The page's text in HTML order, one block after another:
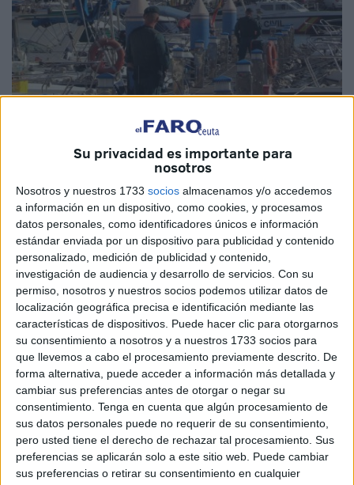
Su privacidad es importante para
nosotros
Nosotros y nuestros 1733 socios almacenamos y/o accedemos
a información en un dispositivo, como cookies, y procesamos
datos personales, como identificadores únicos e información
estándar enviada por un dispositivo para publicidad y contenido
personalizado, medición de publicidad y contenido,
investigación de audiencia y desarrollo de servicios. Con su
permiso, nosotros y nuestros socios podemos utilizar datos de
localización geográfica precisa e identificación mediante las
características de dispositivos. Puede hacer clic para otorgarnos
su consentimiento a nosotros y a nuestros 1733 socios para
que llevemos a cabo el procesamiento previamente descrito. De
forma alternativa, puede acceder a información más detallada y
cambiar sus preferencias antes de otorgar o negar su
consentimiento. Tenga en cuenta que algún procesamiento de
sus datos personales puede no requerir de su consentimiento,
pero usted tiene el derecho de rechazar tal procesamiento. Sus
preferencias se aplicarán solo a este sitio web. Puede cambiar
sus preferencias o retirar su consentimiento en cualquier
Archivo
El desarrollo de una gran operación por parte de la
Guardia Civil en distintos puntos de la ciudad fue sin duda,
ayer, la noticia destacada en una Ceuta cuya presencia de
unidades desplegadas de la Península sorprendió a todos.
La práctica de detenciones se sumó a otras llevadas a
cabo en los últimos meses y que vinieron a constituir la
fase más destacada de la denominada operación Soldado,
de lucha contra el tráfico de personas y drogas, además de
blanqueo de capitales. La operación, bajo secreto de
sumario, se enmarca en un plan de seguridad en el que el
Ministerio de Interior se ha involucrado para frenar la